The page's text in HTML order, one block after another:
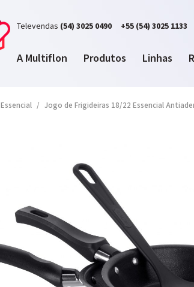
Televendas (54) 3025 0490 +55 (54) 3025 1133
A Multiflon Produtos Linhas
Essencial / Jogo de Frigideiras 18/22 Essencial